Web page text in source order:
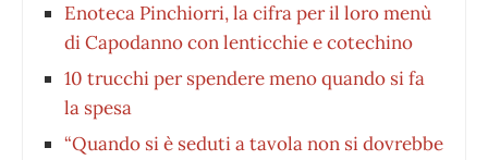
Enoteca Pinchiorri, la cifra per il loro menù
di Capodanno con lenticchie e cotechino
10 trucchi per spendere meno quando si fa
la spesa
“Quando si è seduti a tavola non si dovrebbe